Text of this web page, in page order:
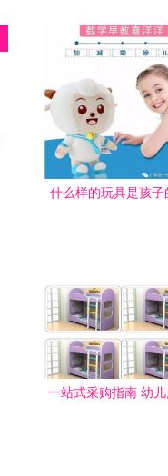
什么样的玩具是孩子
一站式采购指南 幼